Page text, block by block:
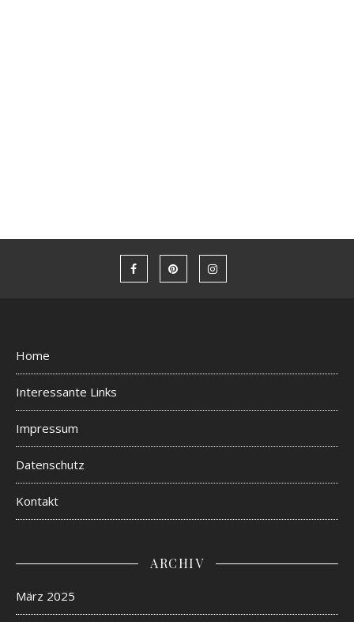
Home
Interessante Links
Impressum
Datenschutz
Kontakt
ARCHIV
März 2025